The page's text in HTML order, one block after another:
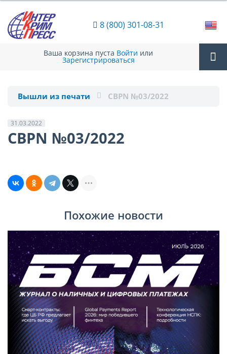
8 (800) 301-08-31
Ваша корзина пуста Войти или
Зарегистрироваться
Вышли из печати CBPN №03/2022
31.03.2022
CBPN №03/2022
Похожие новости